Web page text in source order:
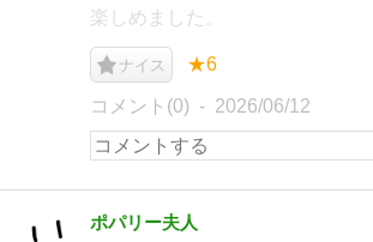
楽しめました。
ナイス ★6
コメント(0) 2026/06/12
ポパリー夫人